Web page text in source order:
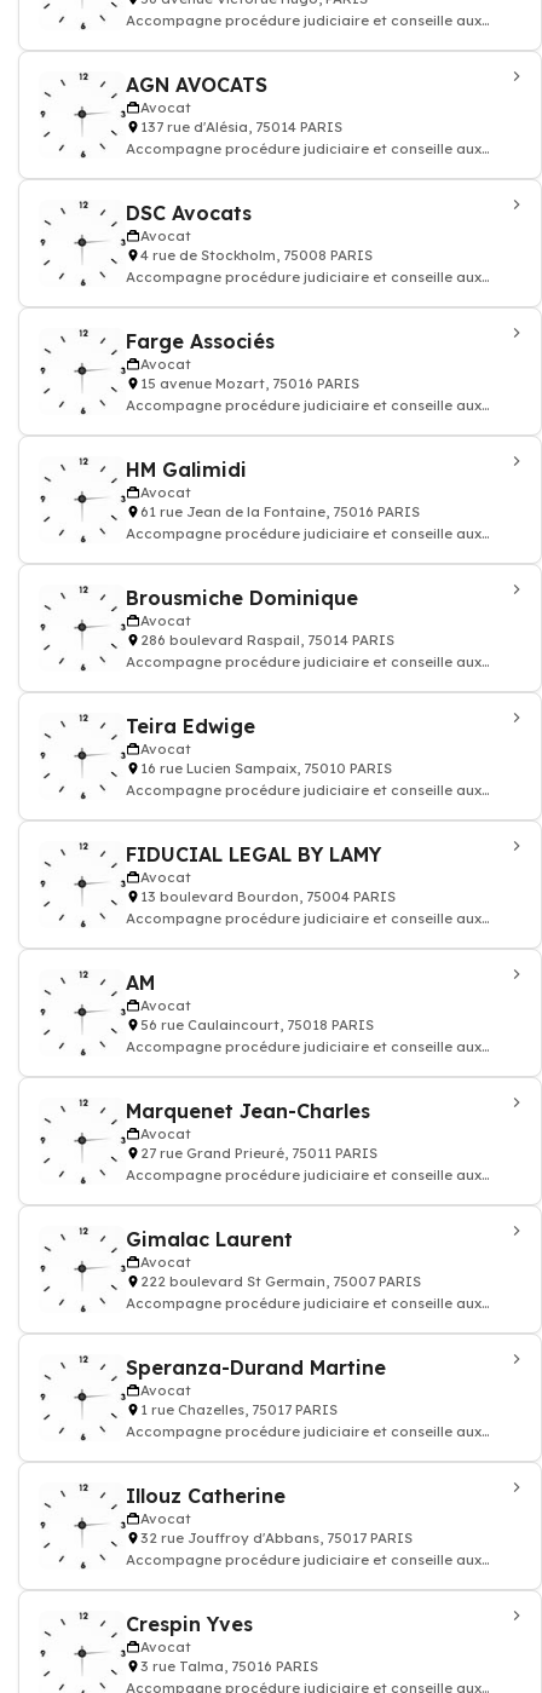
Accompagne procédure judiciaire et conseille aux
AGN AVOCATS
Avocat
137 rue d'Alésia, 75014 PARIS
Accompagne procédure judiciaire et conseille aux
DSC Avocats
Avocat
4 rue de Stockholm, 75008 PARIS
Accompagne procédure judiciaire et conseille aux
Farge Associés
Avocat
15 avenue Mozart, 75016 PARIS
Accompagne procédure judiciaire et conseille aux
HM Galimidi
Avocat
61 rue Jean de la Fontaine, 75016 PARIS
Accompagne procédure judiciaire et conseille aux
Brousmiche Dominique
Avocat
286 boulevard Raspail, 75014 PARIS
Accompagne procédure judiciaire et conseille aux
Teira Edwige
Avocat
16 rue Lucien Sampaix, 75010 PARIS
Accompagne procédure judiciaire et conseille aux
FIDUCIAL LEGAL BY LAMY
Avocat
13 boulevard Bourdon, 75004 PARIS
Accompagne procédure judiciaire et conseille aux
AM
Avocat
56 rue Caulaincourt, 75018 PARIS
Accompagne procédure judiciaire et conseille aux
Marquenet Jean-Charles
Avocat
27 rue Grand Prieuré, 75011 PARIS
Accompagne procédure judiciaire et conseille aux
Gimalac Laurent
Avocat
222 boulevard St Germain, 75007 PARIS
Accompagne procédure judiciaire et conseille aux
Speranza-Durand Martine
Avocat
1 rue Chazelles, 75017 PARIS
Accompagne procédure judiciaire et conseille aux
Illouz Catherine
Avocat
32 rue Jouffroy d'Abbans, 75017 PARIS
Accompagne procédure judiciaire et conseille aux
Crespin Yves
Avocat
3 rue Talma, 75016 PARIS
Accompagne procédure judiciaire et conseille aux